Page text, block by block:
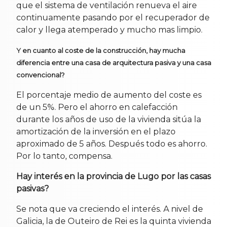
que el sistema de ventilación renueva el aire
continuamente pasando por el recuperador de
calor y llega atemperado y mucho mas limpio.
Y en cuanto al coste de la construcción, hay mucha
diferencia entre una casa de arquitectura pasiva y una casa
convencional?
El porcentaje medio de aumento del coste es
de un 5%. Pero el ahorro en calefacción
durante los años de uso de la vivienda sitúa la
amortización de la inversión en el plazo
aproximado de 5 años. Después todo es ahorro.
Por lo tanto, compensa.
Hay interés en la provincia de Lugo por las casas
pasivas?
Se nota que va creciendo el interés. A nivel de
Galicia, la de Outeiro de Rei es la quinta vivienda